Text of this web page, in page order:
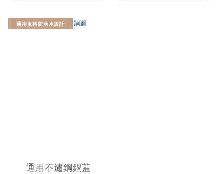
通用規格防滴水設計
通用不鏽鋼鍋蓋